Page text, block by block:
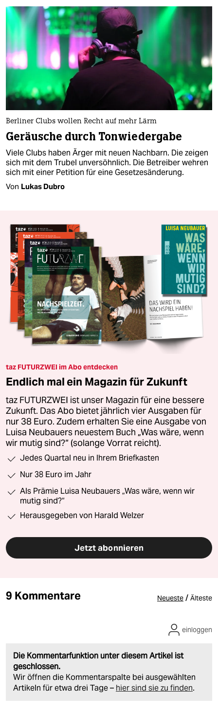
Berliner Clubs wollen Recht auf mehr Lärm
Geräusche durch Tonwiedergabe
Viele Clubs haben Ärger mit neuen Nachbarn. Die zeigen
sich mit dem Trubel unversöhnlich. Die Betreiber wehren
sich mit einer Petition für eine Gesetzesänderung.
Von Lukas Dubro
taz FUTURZWEI im Abo entdecken
Endlich mal ein Magazin für Zukunft
taz FUTURZWEI ist unser Magazin für eine bessere
Zukunft. Das Abo bietet jährlich vier Ausgaben für
nur 38 Euro. Zudem erhalten Sie eine Ausgabe von
Luisa Neubauers neuestem Buch „Was wäre, wenn
wir mutig sind?“ (solange Vorrat reicht).
Jedes Quartal neu in Ihrem Briefkasten
Nur 38 Euro im Jahr
Als Prämie Luisa Neubauers „Was wäre, wenn wir
mutig sind?“
Herausgegeben von Harald Welzer
Jetzt abonnieren
9 Kommentare Neueste / Älteste
Die Kommentarfunktion unter diesem Artikel ist
geschlossen.
Wir öffnen die Kommentarspalte bei ausgewählten
Artikeln für etwa drei Tage – hier sind sie zu finden.
einloggen